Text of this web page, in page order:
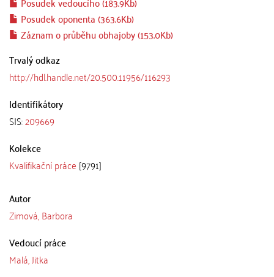
Posudek oponenta (363.6Kb)
Záznam o průběhu obhajoby (153.0Kb)
Trvalý odkaz
http://hdl.handle.net/20.500.11956/116293
Identifikátory
SIS:209669
Kolekce
Kvalifikační práce [9791]
Autor
Zimová, Barbora
Vedoucí práce
Malá, Jitka